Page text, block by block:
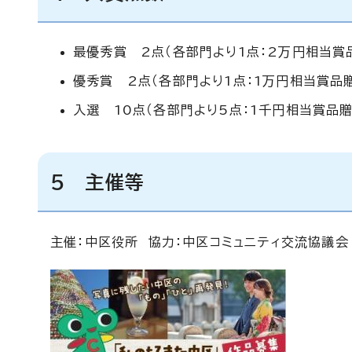
最優秀賞 2点（各部門より1点：2万円相当賞
優秀賞 2点（各部門より1点：1万円相当賞品贈
入選 10点（各部門より5点：1千円相当賞品贈
5 主催等
主催：中区役所 協力：中区コミュニティ交流協議会